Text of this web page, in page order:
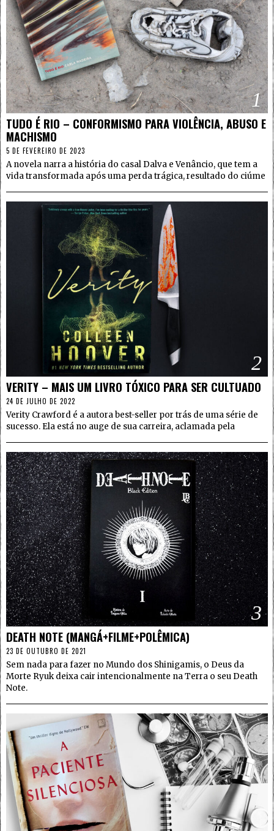
1
TUDO É RIO – CONFORMISMO PARA VIOLÊNCIA, ABUSO E
MACHISMO
5 DE FEVEREIRO DE 2023
A novela narra a história do casal Dalva e Venâncio, que tem a
vida transformada após uma perda trágica, resultado do ciúme
2
VERITY – MAIS UM LIVRO TÓXICO PARA SER CULTUADO
24 DE JULHO DE 2022
Verity Crawford é a autora best-seller por trás de uma série de
sucesso. Ela está no auge de sua carreira, aclamada pela
3
DEATH NOTE (MANGÁ+FILME+POLÊMICA)
23 DE OUTUBRO DE 2021
Sem nada para fazer no Mundo dos Shinigamis, o Deus da
Morte Ryuk deixa cair intencionalmente na Terra o seu Death
Note.